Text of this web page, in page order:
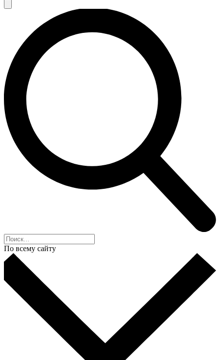
По всему сайту